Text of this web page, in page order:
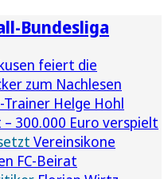
Bundesliga
feiert die
zum Nachlesen
Trainer Helge Hohl
300.000 Euro verspielt
Vereinsikone
FC-Beirat